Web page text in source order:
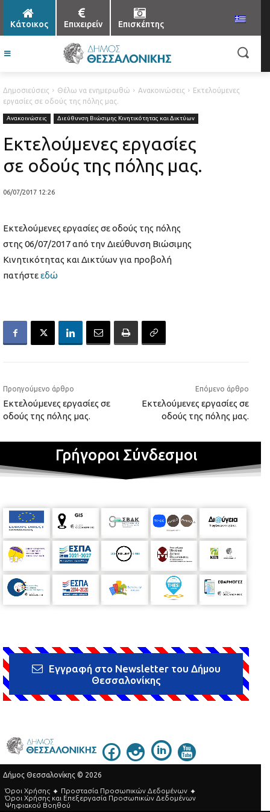
Κάτοικος Επιχειρείν Επισκέπτης
Δημοσιεύσεις Θέλω να ενημερωθώ Ανακοινώσεις
Εκτελούμενες
εργασίες σε οδούς της πόλης μας.
Ανακοινώσεις Διεύθυνση Βιώσιμης Κινητικότητας και Δικτύων
Εκτελούμενες εργασίες
σε οδούς της πόλης μας.
06/07/2017 12:26
Εκτελούμενες εργασίες σε οδούς της πόλης
στης 06/07/2017 από την Διεύθυνση Βιώσιμης
Κινητικότητας και Δικτύων για προβολή
πατήστεεδώ
Προηγούμενο άρθρο
Εκτελούμενες εργασίες σε
οδούς της πόλης μας.
Επόμενο άρθρο
Εκτελούμενες εργασίες σε
οδούς της πόλης μας.
Γρήγοροι Σύνδεσμοι
Εγγραφή στο Newsletter του Δήμου
Θεσσαλονίκης
Δήμος Θεσσαλονίκης © 2026
Όροι Χρήσης
Προστασία Προσωπικών Δεδομένων
Όροι Xρήσης και Eπεξεργασία Προσωπικών Δεδομένων
Ψηφιακού Βοηθού